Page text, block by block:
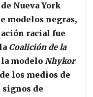
Nueva York
modelos negras,
racial fue
Coalición de la
modelo Nhykor
los medios de
de